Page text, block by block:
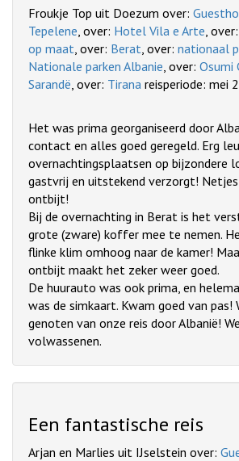
Froukje Top uit Doezum over:
Tepelene, over: Hotel Vila e Arte, over:
op maat, over: Berat, over: nationaal
Nationale parken Albanie, over: Osumi
Sarandë, over: Tirana reisperiode: mei
Het was prima georganiseerd door
contact en alles goed geregeld. Erg
overnachtingsplaatsen op bijzondere
gastvrij en uitstekend verzorgt! Netjes
ontbijt!
Bij de overnachting in Berat is het
grote (zware) koffer mee te nemen.
flinke klim omhoog naar de kamer!
ontbijt maakt het zeker weer goed.
De huurauto was ook prima, en
was de simkaart. Kwam goed van pas!
genoten van onze reis door Albanië!
volwassenen.
Een fantastische reis
Arjan en Marlies uit IJselstein over: